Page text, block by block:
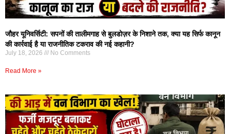
जौहर यूनिवर्सिटी: सपनों की तालीमगाह से बुलडोज़र के निशाने तक, क्या यह सिर्फ कानून
की कार्रवाई है या राजनीतिक टकराव की नई कहानी?
July 18, 2026 No Comments
Read More »